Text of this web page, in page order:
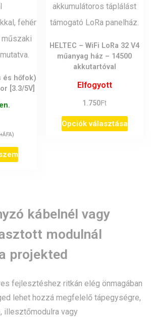
és hőfok)
[3.3/5V]
HELTEC – WiFi LoRa 32 V4
műanyag ház – 14500
akkutartóval
Elfogyott
1.750Ft
Opciók választásaEnnek
ki
kábelnél vagy
modulnál
projekted
fejlesztéshez ritkán elég önmagában
lehet hozzá megfelelő tápegységre,
illesztőmodulra vagy